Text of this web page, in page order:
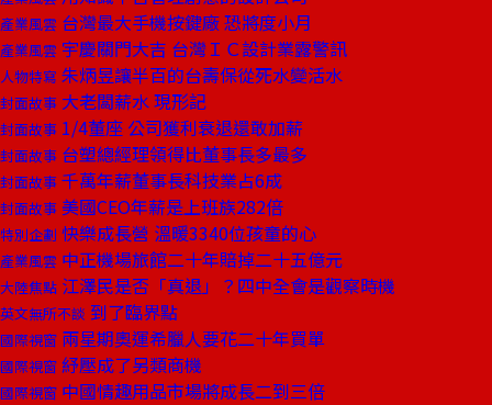
產業風雲 台灣最大手機按鍵廠 恐將度小月
產業風雲 宇慶關門大吉 台灣ＩＣ設計業露警訊
人物特寫 朱炳昱讓半百的台壽保從死水變活水
封面故事 大老闆薪水 現形記
封面故事 1/4董座 公司獲利衰退還敢加薪
封面故事 台塑總經理領得比董事長多最多
封面故事 千萬年薪董事長科技業占6成
封面故事 美國CEO年薪是上班族282倍
特別企劃 快樂成長營 溫暖3340位孩童的心
產業風雲 中正機場旅館二十年賠掉二十五億元
大陸焦點 江澤民是否「真退」？四中全會是觀察時機
英文無所不談 到了臨界點
國際視窗 兩星期奧運希臘人要花二十年買單
國際視窗 紓壓成了另類商機
國際視窗 中國情趣用品市場將成長二到三倍